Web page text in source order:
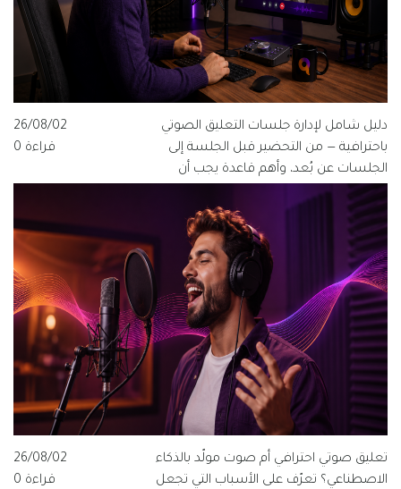
دليل شامل لإدارة جلسات التعليق الصوتي
باحترافية — من التحضير قبل الجلسة إلى
الجلسات عن بُعد، وأهم قاعدة يجب أن
يعرفها كل مخرج ومنتج وفنان صوت.
26/08/02
قراءة 0
تعليق صوتي احترافي أم صوت مولّد بالذكاء
الاصطناعي؟ تعرّف على الأسباب التي تجعل
26/08/02
قراءة 0